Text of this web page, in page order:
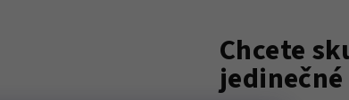
Chcete